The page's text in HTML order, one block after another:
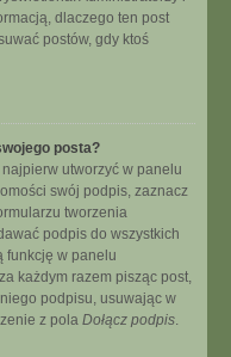
dlaczego ten post
postów, gdy ktoś
posta?
utworzyć w panelu
swój podpis, zaznacz
tworzenia
podpis do wszystkich
funkcję w panelu
każdym razem pisząc post,
podpisu, usuwając w
z pola Dołącz podpis.